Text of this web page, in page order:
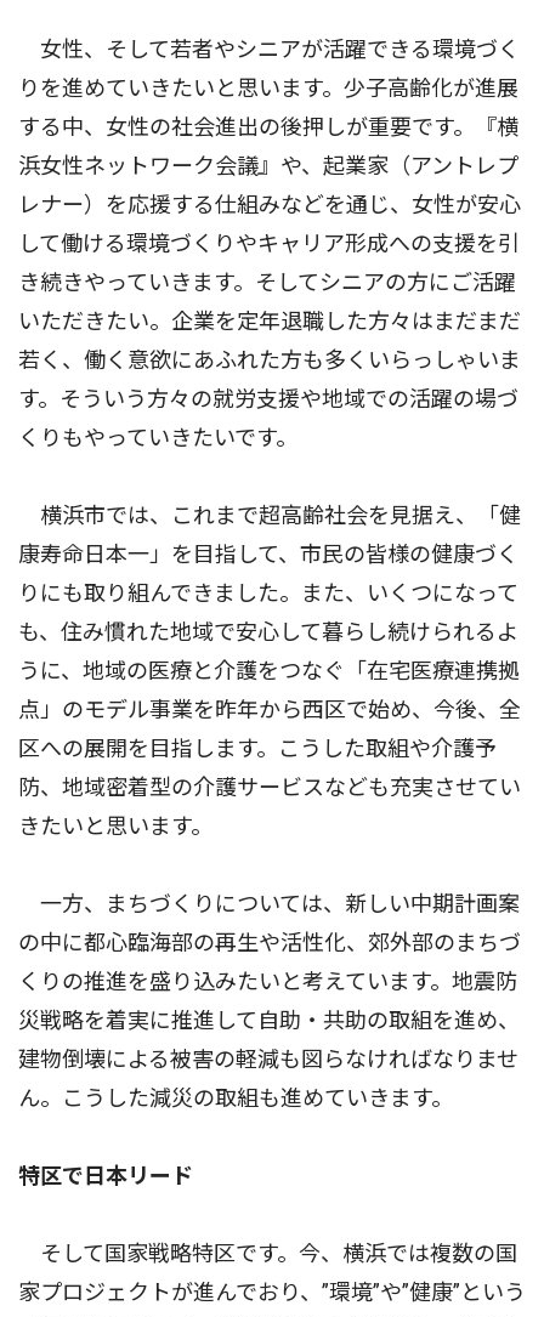
女性、そして若者やシニアが活躍できる環境づく
りを進めていきたいと思います。少子高齢化が進展
する中、女性の社会進出の後押しが重要です。『横
浜女性ネットワーク会議』や、起業家（アントレプ
レナー）を応援する仕組みなどを通じ、女性が安心
して働ける環境づくりやキャリア形成への支援を引
き続きやっていきます。そしてシニアの方にご活躍
いただきたい。企業を定年退職した方々はまだまだ
若く、働く意欲にあふれた方も多くいらっしゃいま
す。そういう方々の就労支援や地域での活躍の場づ
くりもやっていきたいです。
横浜市では、これまで超高齢社会を見据え、「健
康寿命日本一」を目指して、市民の皆様の健康づく
りにも取り組んできました。また、いくつになって
も、住み慣れた地域で安心して暮らし続けられるよ
うに、地域の医療と介護をつなぐ「在宅医療連携拠
点」のモデル事業を昨年から西区で始め、今後、全
区への展開を目指します。こうした取組や介護予
防、地域密着型の介護サービスなども充実させてい
きたいと思います。
一方、まちづくりについては、新しい中期計画案
の中に都心臨海部の再生や活性化、郊外部のまちづ
くりの推進を盛り込みたいと考えています。地震防
災戦略を着実に推進して自助・共助の取組を進め、
建物倒壊による被害の軽減も図らなければなりませ
ん。こうした減災の取組も進めていきます。
特区で日本リード
そして国家戦略特区です。今、横浜では複数の国
家プロジェクトが進んでおり、”環境”や”健康”という